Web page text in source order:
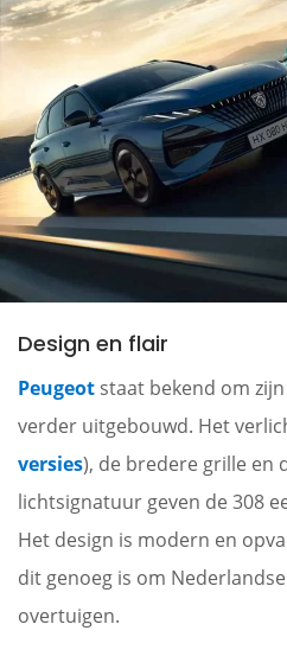
Design en flair
Peugeot staat bekend om
verder uitgebouwd. Het
versies), de bredere grille en
lichtsignatuur geven de 308
Het design is modern en
dit genoeg is om
overtuigen.